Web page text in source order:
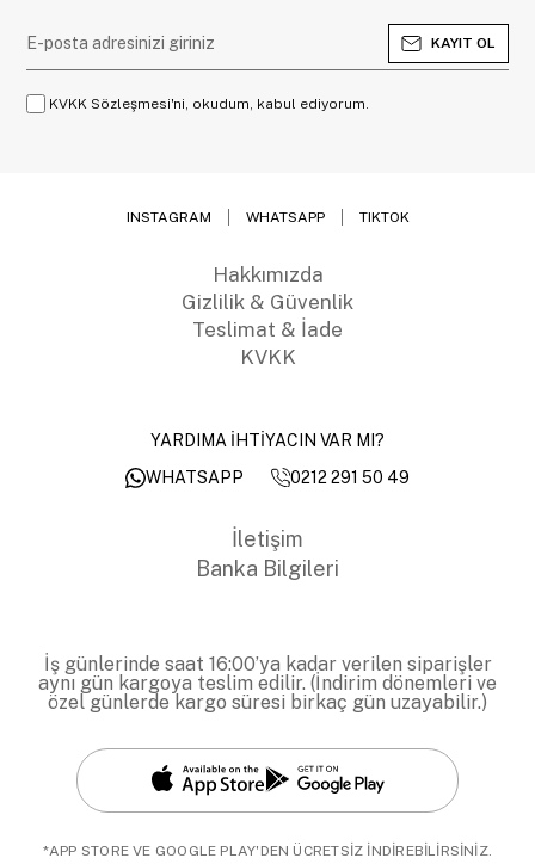
KAYIT OL
KVKK Sözleşmesi'ni, okudum, kabul ediyorum.
INSTAGRAM WHATSAPP TIKTOK
Hakkımızda
Gizlilik & Güvenlik
Teslimat & İade
KVKK
YARDIMA İHTİYACIN VAR MI?
WHATSAPP
0212 291 50 49
İletişim
Banka Bilgileri
İş günlerinde saat 16:00’ya kadar verilen siparişler
aynı gün kargoya teslim edilir. (İndirim dönemleri ve
özel günlerde kargo süresi birkaç gün uzayabilir.)
*APP STORE VE GOOGLE PLAY'DEN ÜCRETSİZ İNDİREBİLİRSİNİZ.